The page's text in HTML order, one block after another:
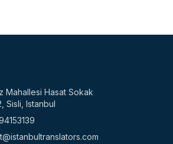
Mahallesi Hasat Sokak
Sisli Istanbul